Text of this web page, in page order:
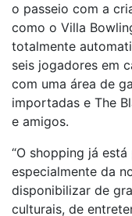
o passeio com a
como o Villa
totalmente
seis jogadores em
com uma área de
importadas e The
e amigos.
“O shopping já
especialmente da
disponibilizar de
culturais, de